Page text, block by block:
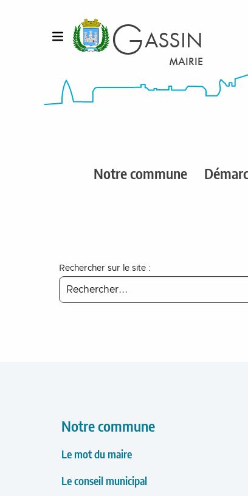
Ouvrir le menuGASSIN
MAIRIE
Notre commune
Rechercher sur le site :
Notre commune
Le mot du maire
Le conseil municipal